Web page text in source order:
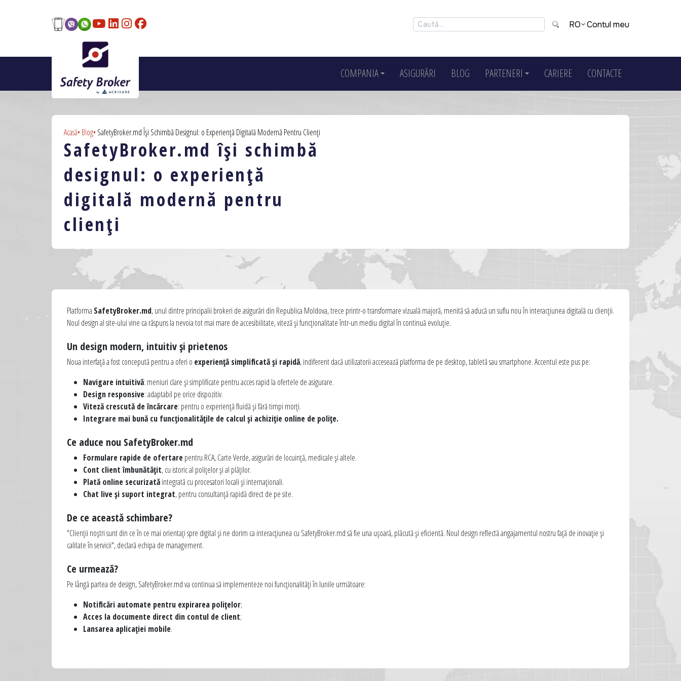
RO Contul meu
COMPANIA ASIGURĂRI BLOG PARTENERI CARIERE CONTACTE
Breadcrumb
Acasă Blog SafetyBroker.md Își Schimbă Designul: o Experiență Digitală Modernă Pentru Clienți
SafetyBroker.md își schimbă
designul: o experiență
digitală modernă pentru
clienți
Platforma SafetyBroker.md, unul dintre principalii brokeri de asigurări din Republica Moldova, trece printr-o transformare vizuală majoră, menită să aducă un suflu nou în interacțiunea digitală cu clienții.
Noul design al site-ului vine ca răspuns la nevoia tot mai mare de accesibilitate, viteză și funcționalitate într-un mediu digital în continuă evoluție.
Un design modern, intuitiv și prietenos
Noua interfață a fost concepută pentru a oferi o experiență simplificată și rapidă, indiferent dacă utilizatorii accesează platforma de pe desktop, tabletă sau smartphone. Accentul este pus pe:
Navigare intuitivă: meniuri clare și simplificate pentru acces rapid la ofertele de asigurare.
Design responsive: adaptabil pe orice dispozitiv.
Viteză crescută de încărcare: pentru o experiență fluidă și fără timpi morți.
Integrare mai bună cu funcționalitățile de calcul și achiziție online de polițe.
Ce aduce nou SafetyBroker.md
Formulare rapide de ofertarepentru RCA, Carte Verde, asigurări de locuință, medicale și altele.
Cont client îmbunătățit, cu istoric al polițelor și al plăților.
Plată online securizatăintegrată cu procesatori locali și internaționali.
Chat live și suport integrat, pentru consultanță rapidă direct de pe site.
De ce această schimbare?
"Clienții noștri sunt din ce în ce mai orientați spre digital și ne dorim ca interacțiunea cu SafetyBroker.md să fie una ușoară, plăcută și eficientă. Noul design reflectă angajamentul nostru față de inovație și
calitate în servicii", declară echipa de management.
Ce urmează?
Pe lângă partea de design, SafetyBroker.md va continua să implementeze noi funcționalități în lunile următoare:
Notificări automate pentru expirarea polițelor;
Acces la documente direct din contul de client;
Lansarea aplicației mobile.